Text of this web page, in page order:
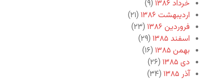
خرداد ۱۳۸۶
(۹)
اردیبهشت ۱۳۸۶
(۲۱)
فروردین ۱۳۸۶
(۲۳)
اسفند ۱۳۸۵
(۲۹)
بهمن ۱۳۸۵
(۱۶)
دی ۱۳۸۵
(۲۶)
آذر ۱۳۸۵
(۳۴)